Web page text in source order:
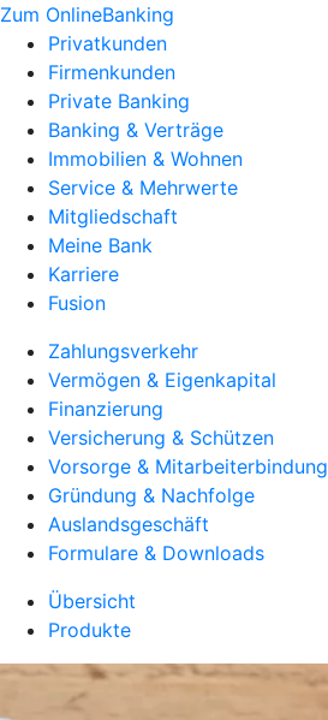
Zum OnlineBanking
Privatkunden
Firmenkunden
Private Banking
Banking & Verträge
Immobilien & Wohnen
Service & Mehrwerte
Mitgliedschaft
Meine Bank
Karriere
Fusion
Zahlungsverkehr
Vermögen & Eigenkapital
Finanzierung
Versicherung & Schützen
Vorsorge & Mitarbeiterbindung
Gründung & Nachfolge
Auslandsgeschäft
Formulare & Downloads
Übersicht
Produkte